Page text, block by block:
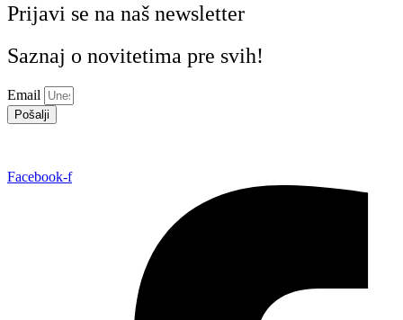
Prijavi se na naš newsletter
Saznaj o novitetima pre svih!
Email
Pošalji
Facebook-f